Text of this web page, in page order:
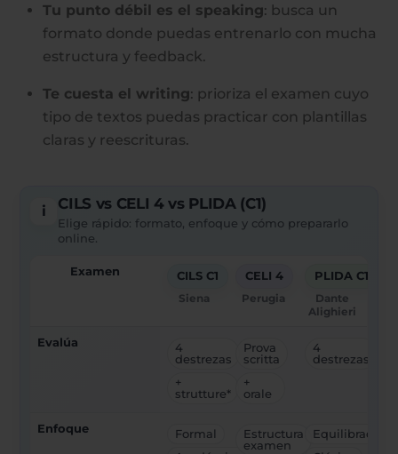
Tu punto débil es el speaking: busca un
formato donde puedas entrenarlo con mucha
estructura y feedback.
Te cuesta el writing: prioriza el examen cuyo
tipo de textos puedas practicar con plantillas
claras y reescrituras.
i CILS vs CELI 4 vs PLIDA (C1)
Elige rápido: formato, enfoque y cómo prepararlo
online.
Examen
CILS C1
Siena
CELI 4
Perugia
PLIDA C1
Dante
Alighieri
Evalúa
4
destrezas
+
strutture*
Prova
scritta
+
orale
4
destrezas
Enfoque
Formal
Estructura
examen
Equilibrado